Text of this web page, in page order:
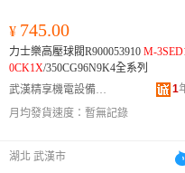
¥ 745.00
力士樂高壓球閥R900053910 M-
0CK1X/350CG96N9K4全系列
武漢精享機電設備有限公司
1
月均發貨速度： 暫無記錄
湖北 武漢市